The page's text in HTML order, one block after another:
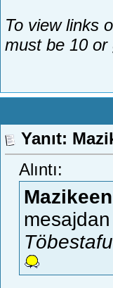
To view links
must be 10 or
Yanıt:
Alıntı:
Mazikeen
mesajdan